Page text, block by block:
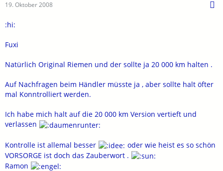
19. Oktober 2008
:hi:
Fuxi
Natürlich Original Riemen und der sollte ja 20 000 km halten .
Auf Nachfragen beim Händler müsste ja , aber sollte halt öfter
mal Konntrolliert werden.
Ich habe mich halt auf die 20 000 km Version vertieft und
verlassen
Kontrolle ist allemal besser
oder wie heist es so schön
VORSORGE ist doch das Zauberwort .
Ramon